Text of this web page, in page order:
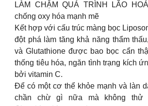
LÀM CHẬM QUÁ TRÌNH LÃO
chống oxy hóa mạnh mẽ
Kết hợp với cấu trúc màng bọc
đột phá làm tăng khả năng thẩm
và Glutathione được bao bọc cẩn
thống tiêu hóa, ngăn tình trạng kích
bởi vitamin C.
Để có một cơ thể khỏe mạnh và làn
chần chừ gì nữa mà không thử